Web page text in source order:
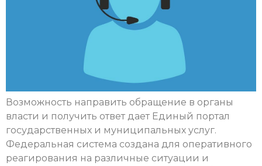
Возможность направить обращение в органы
власти и получить ответ дает Единый портал
государственных и муниципальных услуг.
Федеральная система создана для оперативного
реагирования на различные ситуации и